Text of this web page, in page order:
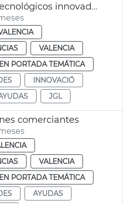
Ayudas eventos tecnológicos innovadores València
VALENCIA
EN PORTADA TEMÁTICA
INNOVACIÓ
JGL
comerciantes
VALENCIA
EN PORTADA TEMÁTICA
AYUDAS